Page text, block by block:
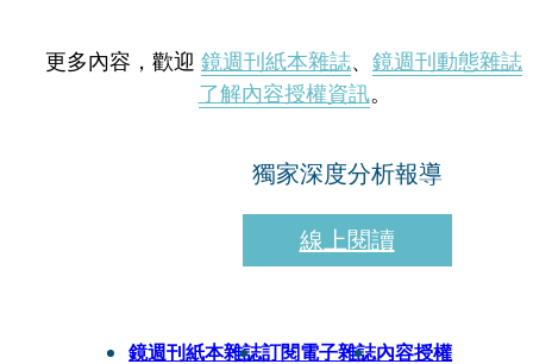
更多內容，歡迎 鏡週刊紙本雜誌、 鏡週刊動態雜誌
了解內容授權資訊。
獨家深度分析報導
線上閱讀
鏡週刊紙本雜誌訂閱電子雜誌內容授權